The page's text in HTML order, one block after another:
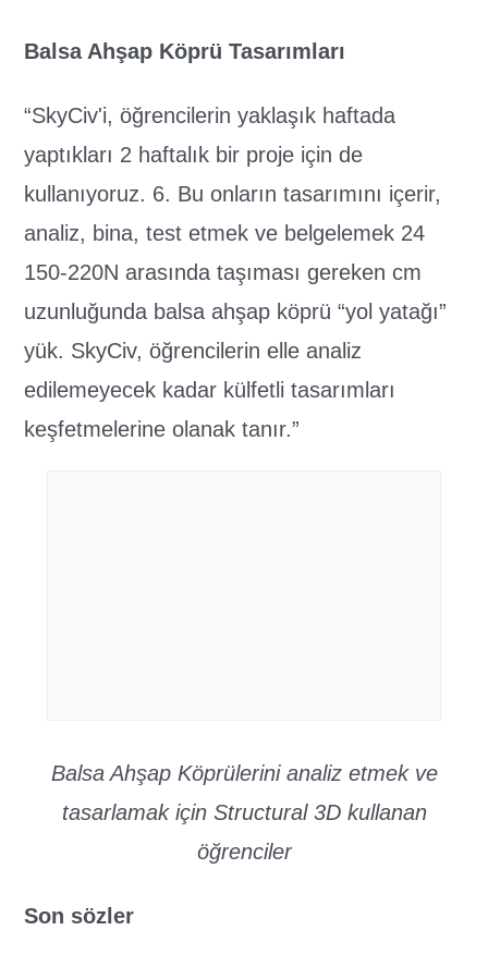
Balsa Ahşap Köprü Tasarımları
“SkyCiv'i, öğrencilerin yaklaşık haftada
yaptıkları 2 haftalık bir proje için de
kullanıyoruz. 6. Bu onların tasarımını içerir,
analiz, bina, test etmek ve belgelemek 24
150-220N arasında taşıması gereken cm
uzunluğunda balsa ahşap köprü “yol yatağı”
yük. SkyCiv, öğrencilerin elle analiz
edilemeyecek kadar külfetli tasarımları
keşfetmelerine olanak tanır.”
Balsa Ahşap Köprülerini analiz etmek ve
tasarlamak için Structural 3D kullanan
öğrenciler
Son sözler